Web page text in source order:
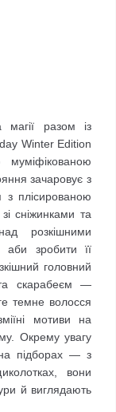
разом із
Winter Edition
зачаровує з
з плісированою
сніжинками та
розкішними
зробити її
головний
та скарабеєм —
темне волосся
мотиви на
Окрему увагу
на підборах — з
вони
й виглядають